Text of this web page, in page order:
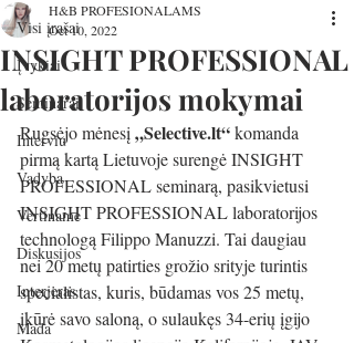
Visi įrašai
Įvykiai
Seminarai
Interviu
Vadyba
Vertiname
Diskusijos
Interjeras
Mada
INSIGHT PROFESSIONAL
laboratorijos mokymai
H&B PROFESIONALAMS
Oct 10, 2022
Rugsėjo mėnesį „Selective.lt“ komanda
pirmą kartą Lietuvoje surengė INSIGHT
PROFESSIONAL seminarą, pasikvietusi
INSIGHT PROFESSIONAL laboratorijos
technologą Filippo Manuzzi. Tai daugiau
nei 20 metų patirties grožio srityje turintis
specialistas, kuris, būdamas vos 25 metų,
įkūrė savo saloną, o sulaukęs 34-erių įgijo